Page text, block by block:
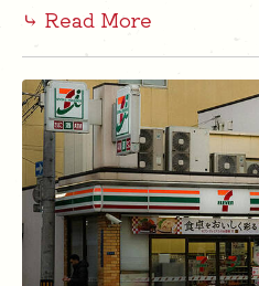
⤷ Read More